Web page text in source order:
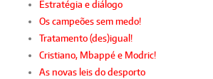
Estratégia e diálogo
Os campeões sem medo!
Tratamento (des)igual!
Cristiano, Mbappé e Modric!
As novas leis do desporto